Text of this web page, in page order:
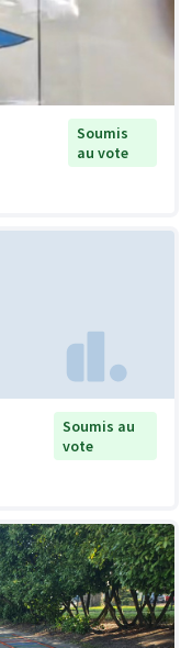
Soumis
au vote
Soumis au
vote